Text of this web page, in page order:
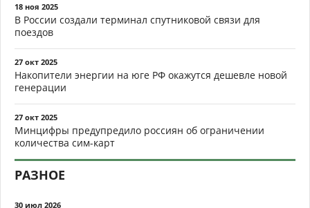
18 ноя 2025
В России создали терминал спутниковой связи для
поездов
27 окт 2025
Накопители энергии на юге РФ окажутся дешевле новой
генерации
27 окт 2025
Минцифры предупредило россиян об ограничении
количества сим-карт
РАЗНОЕ
30 июл 2026